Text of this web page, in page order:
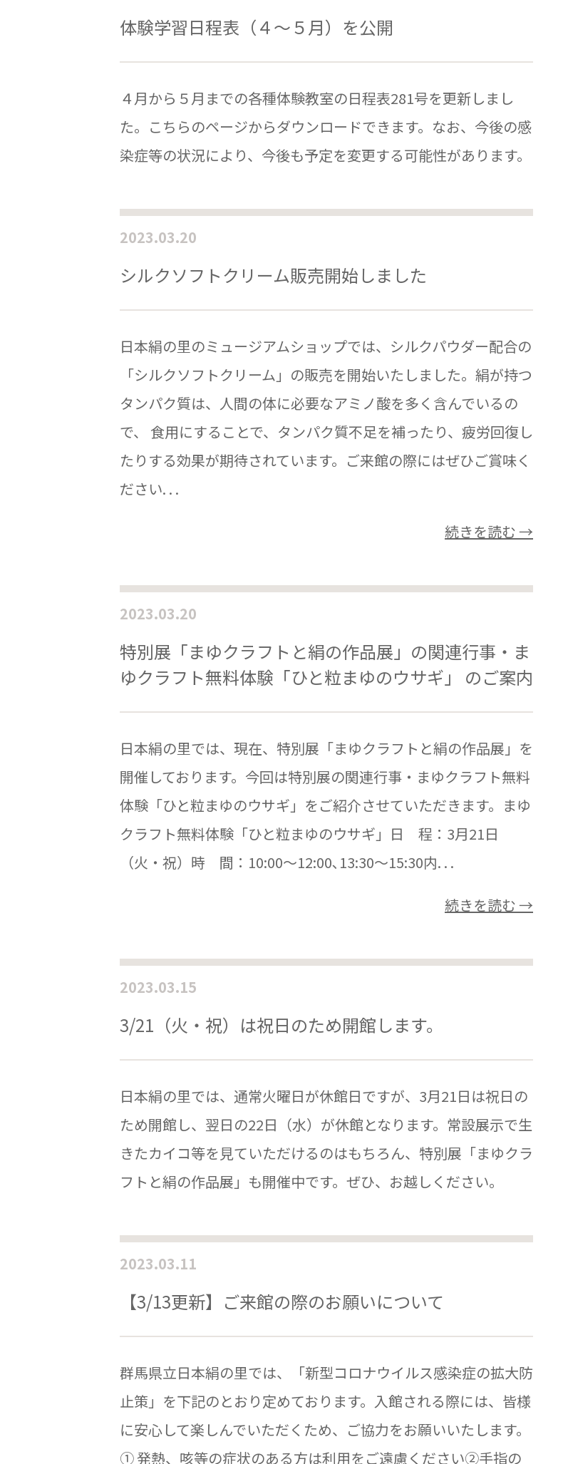
体験学習日程表（４～５月）を公開
４月から５月までの各種体験教室の日程表281号を更新しまし
た。こちらのページからダウンロードできます。なお、今後の感
染症等の状況により、今後も予定を変更する可能性があります。
2023.03.20
シルクソフトクリーム販売開始しました
日本絹の里のミュージアムショップでは、シルクパウダー配合の
「シルクソフトクリーム」の販売を開始いたしました。絹が持つ
タンパク質は、人間の体に必要なアミノ酸を多く含んでいるの
で、 食用にすることで、タンパク質不足を補ったり、疲労回復し
たりする効果が期待されています。ご来館の際にはぜひご賞味く
ださい. . .
続きを読む →
2023.03.20
特別展「まゆクラフトと絹の作品展」の関連行事・ま
ゆクラフト無料体験「ひと粒まゆのウサギ」 のご案内
日本絹の里では、現在、特別展「まゆクラフトと絹の作品展」を
開催しております。今回は特別展の関連行事・まゆクラフト無料
体験「ひと粒まゆのウサギ」をご紹介させていただきます。まゆ
クラフト無料体験「ひと粒まゆのウサギ」日 程：3月21日
（火・祝）時 間：10:00～12:00､13:30～15:30内. . .
続きを読む →
2023.03.15
3/21（火・祝）は祝日のため開館します。
日本絹の里では、通常火曜日が休館日ですが、3月21日は祝日の
ため開館し、翌日の22日（水）が休館となります。常設展示で生
きたカイコ等を見ていただけるのはもちろん、特別展「まゆクラ
フトと絹の作品展」も開催中です。ぜひ、お越しください。
2023.03.11
【3/13更新】ご来館の際のお願いについて
群馬県立日本絹の里では、「新型コロナウイルス感染症の拡大防
止策」を下記のとおり定めております。入館される際には、皆様
に安心して楽しんでいただくため、ご協力をお願いいたします。
① 発熱、咳等の症状のある方は利用をご遠慮ください②手指の